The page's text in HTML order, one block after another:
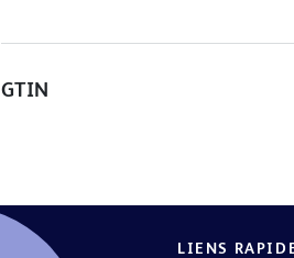
GTIN
LIENS